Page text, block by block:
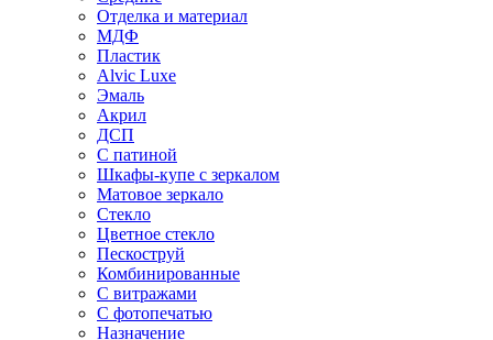
Отделка и материал
МДФ
Пластик
Alvic Luxe
Эмаль
Акрил
ДСП
С патиной
Шкафы-купе с зеркалом
Матовое зеркало
Стекло
Цветное стекло
Пескоструй
Комбинированные
С витражами
С фотопечатью
Назначение